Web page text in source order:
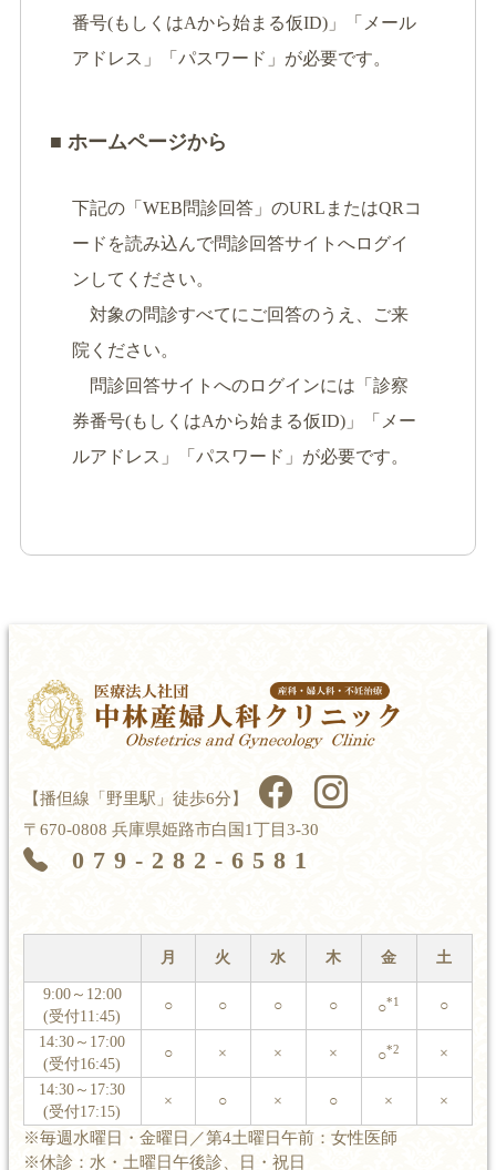
番号(もしくはAから始まる仮ID)」「メール
アドレス」「パスワード」が必要です。
■ ホームページから
下記の「WEB問診回答」のURLまたはQRコ
ードを読み込んで問診回答サイトへログイ
ンしてください。
対象の問診すべてにご回答のうえ、ご来
院ください。
問診回答サイトへのログインには「診察
券番号(もしくはAから始まる仮ID)」「メー
ルアドレス」「パスワード」が必要です。
【播但線「野里駅」徒歩6分】
〒670-0808 兵庫県姫路市白国1丁目3-30
079-282-6581
月 火 水 木 金 土
9:00～12:00
(受付11:45)
○ ○ ○ ○ ○*1 ○
14:30～17:00
(受付16:45)
○ × × × ○*2 ×
14:30～17:30
(受付17:15)
× ○ × ○ × ×
※毎週水曜日・金曜日／第4土曜日午前：女性医師
※休診：水・土曜日午後診、日・祝日